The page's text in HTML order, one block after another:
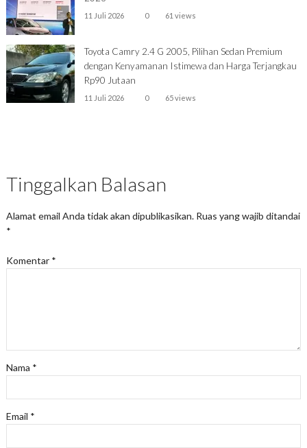
11 Juli 2026 0 61 views
Toyota Camry 2.4 G 2005, Pilihan Sedan Premium
dengan Kenyamanan Istimewa dan Harga Terjangkau
Rp90 Jutaan
11 Juli 2026 0 65 views
Tinggalkan Balasan
Alamat email Anda tidak akan dipublikasikan. Ruas yang wajib ditandai
*
Komentar *
Nama *
Email *